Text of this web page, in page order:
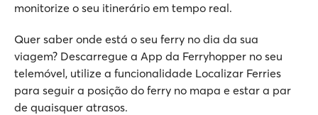
monitorize o seu itinerário em tempo real.
Quer saber onde está o seu ferry no dia da sua
viagem? Descarregue a App da Ferryhopper no seu
telemóvel, utilize a funcionalidade Localizar Ferries
para seguir a posição do ferry no mapa e estar a par
de quaisquer atrasos.